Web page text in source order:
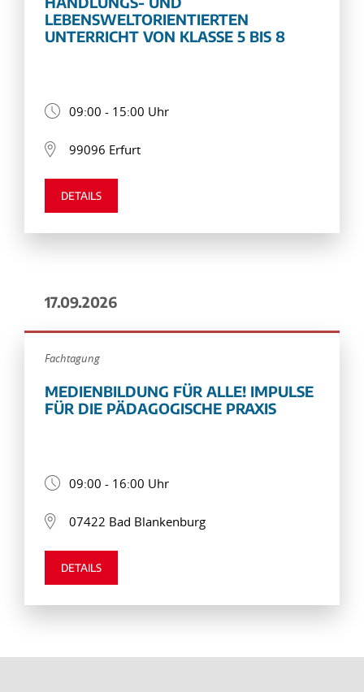
LEBENSWELTORIENTIERTEN
UNTERRICHT VON KLASSE 5 BIS 8
09:00 - 15:00 Uhr
99096 Erfurt
DETAILS
17.09.2026
Fachtagung
MEDIENBILDUNG FÜR ALLE! IMPULSE
FÜR DIE PÄDAGOGISCHE PRAXIS
09:00 - 16:00 Uhr
07422 Bad Blankenburg
DETAILS